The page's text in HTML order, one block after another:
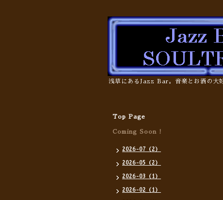
浅草にあるJazz Bar。音楽とお酒の
Top Page
Coming Soon !
2026-07（2）
2026-05（2）
2026-03（1）
2026-02（1）